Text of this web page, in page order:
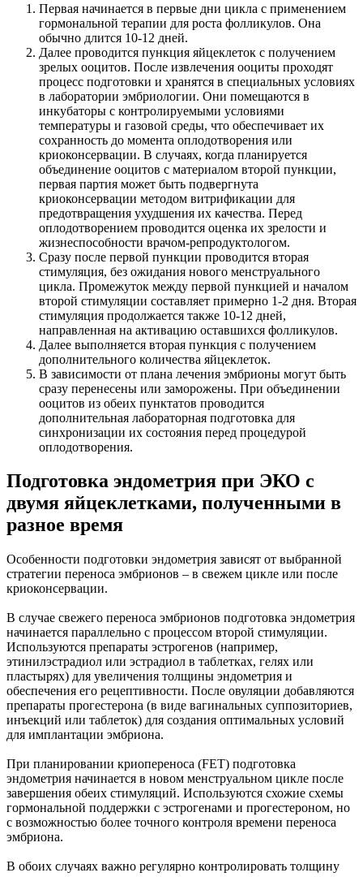
Первая начинается в первые дни цикла с применением
гормональной терапии для роста фолликулов. Она
обычно длится 10-12 дней.
Далее проводится пункция яйцеклеток с получением
зрелых ооцитов. После извлечения ооциты проходят
процесс подготовки и хранятся в специальных условиях
в лаборатории эмбриологии. Они помещаются в
инкубаторы с контролируемыми условиями
температуры и газовой среды, что обеспечивает их
сохранность до момента оплодотворения или
криоконсервации. В случаях, когда планируется
объединение ооцитов с материалом второй пункции,
первая партия может быть подвергнута
криоконсервации методом витрификации для
предотвращения ухудшения их качества. Перед
оплодотворением проводится оценка их зрелости и
жизнеспособности врачом-репродуктологом.
Сразу после первой пункции проводится вторая
стимуляция, без ожидания нового менструального
цикла. Промежуток между первой пункцией и началом
второй стимуляции составляет примерно 1-2 дня. Вторая
стимуляция продолжается также 10-12 дней,
направленная на активацию оставшихся фолликулов.
Далее выполняется вторая пункция с получением
дополнительного количества яйцеклеток.
В зависимости от плана лечения эмбрионы могут быть
сразу перенесены или заморожены. При объединении
ооцитов из обеих пунктатов проводится
дополнительная лабораторная подготовка для
синхронизации их состояния перед процедурой
оплодотворения.
Подготовка эндометрия при ЭКО с
двумя яйцеклетками, полученными в
разное время
Особенности подготовки эндометрия зависят от выбранной
стратегии переноса эмбрионов – в свежем цикле или после
криоконсервации.
В случае свежего переноса эмбрионов подготовка эндометрия
начинается параллельно с процессом второй стимуляции.
Используются препараты эстрогенов (например,
этинилэстрадиол или эстрадиол в таблетках, гелях или
пластырях) для увеличения толщины эндометрия и
обеспечения его рецептивности. После овуляции добавляются
препараты прогестерона (в виде вагинальных суппозиториев,
инъекций или таблеток) для создания оптимальных условий
для имплантации эмбриона.
При планировании криопереноса (FET) подготовка
эндометрия начинается в новом менструальном цикле после
завершения обеих стимуляций. Используются схожие схемы
гормональной поддержки с эстрогенами и прогестероном, но
с возможностью более точного контроля времени переноса
эмбриона.
В обоих случаях важно регулярно контролировать толщину